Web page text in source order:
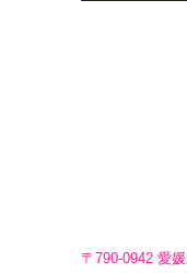
〒790-0942 愛